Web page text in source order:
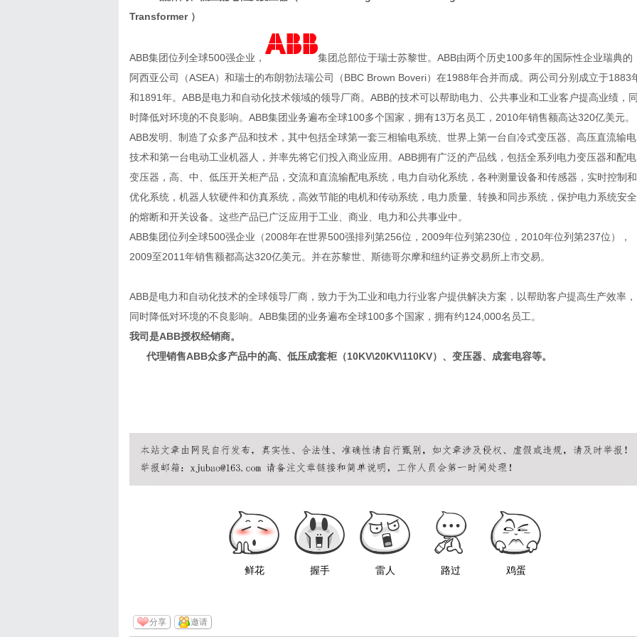
Transformer ）
ABB集团位列全球500强企业， 集团总部位于瑞士苏黎世。ABB由两个历史100多年的国际性企业瑞典的
阿西亚公司（ASEA）和瑞士的布朗勃法瑞公司（BBC Brown Boveri）在1988年合并而成。两公司分别成立于1883
和1891年。ABB是电力和自动化技术领域的领导厂商。ABB的技术可以帮助电力、 公共事业和工业客户提高业绩，
时降低对环境的不良影响。ABB集团业务遍布全球100多个国家，拥有13万名员工，2010年销售额高达320亿美元。
ABB发明、制造了众多产品和技术，其中包括全球第一套三相输电系统、世界上第一台自冷式变压器、高压直流输电
技术和第一台电动工业机器人，并率先将它们投入商业应用。ABB拥有广泛的产品线，包括全系列电力变压器和配电
变压器，高、中、低压开关柜产品，交流和直流输配电系统，电力自动化系统，各种测量设备和传感器，实时控制和
优化系统，机器人软硬件和仿真系统，高效节能的电机和传动系统，电力质量、转换和同步系统，保护电力系统安全
的熔断和开关设备。这些产品已广泛应用于工业、商业、电力和公共事业中。
ABB集团位列全球500强企业（2008年在世界500强排列第256位，2009年位列第230位，2010年位列第237位），
2009至2011年销售额都高达320亿美元。并在苏黎世、斯德哥尔摩和纽约证券交易所上市交易。
ABB是电力和自动化技术的全球领导厂商，致力于为工业和电力行业客户提供解决方案，以帮助客户提高生产效率，
同时降低对环境的不良影响。ABB集团的业务遍布全球100多个国家，拥有约124,000名员工。
我司是ABB授权经销商。
代理销售ABB众多产品中的高、低压成套柜（10KV\20KV\110KV）、变压器、成套电容等。
鲜花 握手 雷人 路过 鸡蛋
分享 邀请